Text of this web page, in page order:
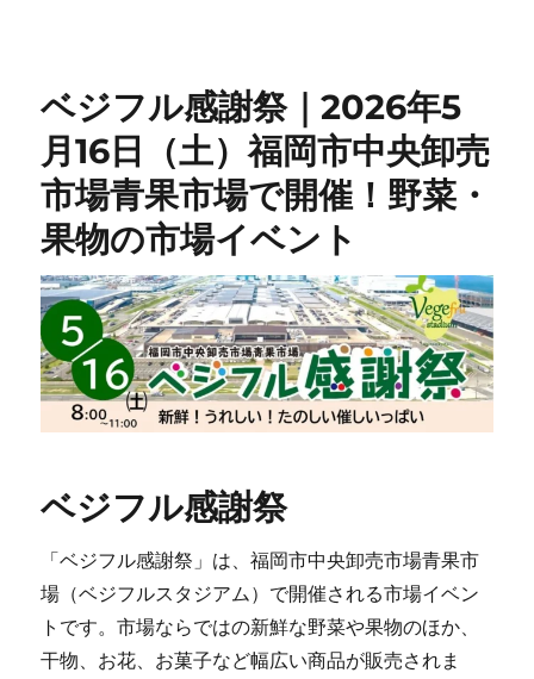
ベジフル感謝祭｜2026年5
月16日（土）福岡市中央卸売
市場青果市場で開催！野菜・
果物の市場イベント
ベジフル感謝祭
「ベジフル感謝祭」は、福岡市中央卸売市場青果市
場（ベジフルスタジアム）で開催される市場イベン
トです。市場ならではの新鮮な野菜や果物のほか、
干物、お花、お菓子など幅広い商品が販売されま